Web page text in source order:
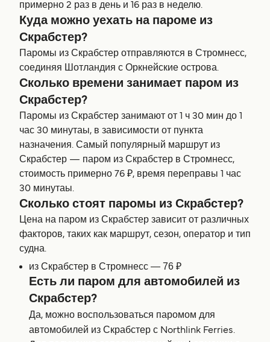
примерно 2 раз в день и 16 раз в неделю.
Куда можно уехать на пароме из
Скрабстер?
Паромы из Скрабстер отправляются в Стромнесс,
соединяя Шотландия с Оркнейские острова.
Сколько времени занимает паром из
Скрабстер?
Паромы из Скрабстер занимают от 1 ч 30 мин до 1
час 30 минутаы, в зависимости от пункта
назначения. Самый популярный маршрут из
Скрабстер — паром из Скрабстер в Стромнесс,
стоимость примерно 76 ₽, время переправы 1 час
30 минутаы.
Сколько стоят паромы из Скрабстер?
Цена на паром из Скрабстер зависит от различных
факторов, таких как маршрут, сезон, оператор и тип
судна.
из Скрабстер в Стромнесс — 76 ₽
Есть ли паром для автомобилей из
Скрабстер?
Да, можно воспользоваться паромом для
автомобилей из Скрабстер с Northlink Ferries.